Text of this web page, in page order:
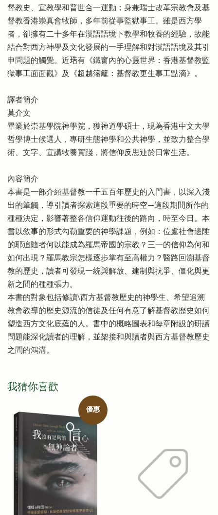
督教史、宣教學和普世合一運動；身兼瑞士改革宗教會及基
督教香港崇真會牧師，多年前從事監獄事工。雖是西方學
者，卻擁有二十多年在漢語語境下教學和牧養的經驗，故能
結合對西方神學及文化發展的一手理解和對漢語語境及其引
申問題的觸覺。近𤥢有《鐵窗內的心靈世界：香港基督教監
獄事工面面觀》及《超越籓籬：基督教更生事工點滴》。
譯者簡介
莫介文
畢業於崇基學院神學院，獲神道學碩士，現為香港中文大學
哲學博士候選人，專研生態神學和公共神學，並致力整合學
術、文字、宣講牧養實踐，將信仰反思連於日常生活。
內容簡介
本書是一部介紹基督教一千五百年歷史的入門書，以深入淺
出的筆觸，導引讀者探索這段重要的時空—這段期間所作的
種種決定，影響著整各信仰運動往後的路向，時至今日。本
書以敘事的形式勾勒重要的神學課題，例如：位處社會邊陲
的耶追隨者何以能成為羅馬帝國的宗教？三一的信仰為何和
如何出現？羅馬教宗怎樣逐步掌有至高權力？醫路回溯基督
教的歷史，讀者可發現一統與解放、建制與抗爭、僵化與更
新之間的種種張力。
本書的對象包括修讀\西方基督教歷史的神學生、希望追溯
教會教導的歷史源流的信徒及任何有意了解基督教歷史如何
塑造西方文化底蘊的人。書中的概略圖表和每章附設的研讀
問題能深化讀者的理解，並架接和與讀者與西方基督教歷史
之間的鴻溝。
我猜你喜歡
優惠